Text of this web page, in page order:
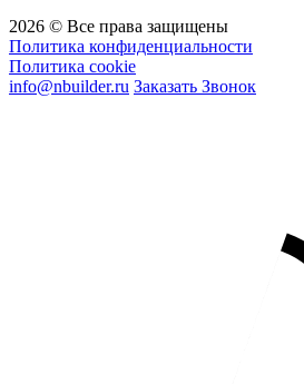
2026 © Все права защищены
Политика конфиденциальности
Политика cookie
info@nbuilder.ru Заказать Звонок